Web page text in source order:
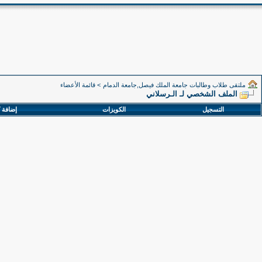
ملتقى طلاب وطالبات جامعة الملك فيصل,جامعة الدمام > قائمة الأعضاء
الملف الشخصي لـ الـرسلاني
التسجيل الكويزات إضافة